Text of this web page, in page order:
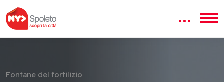
Fontane del fortilizio